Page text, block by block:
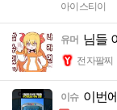
아이스티이
유머 님들
전자팔찌
이슈 이번